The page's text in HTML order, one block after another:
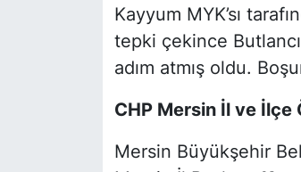
Kayyum MYK’sı
tepki çekince
adım atmış oldu.
CHP Mersin İl ve
Mersin Büyükşehir